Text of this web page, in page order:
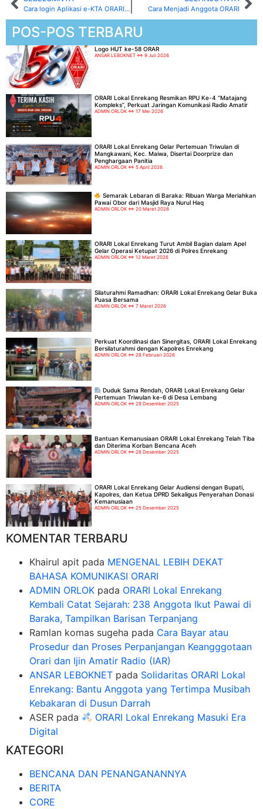
Cara login Aplikasi e-KTA ORARI terbaru Cara Menjadi Anggota ORARI
POS-POS TERBARU
Logo HUT ke-58 ORAR
ANSAR LEBOKNET 9 Juli 2026
ORARI Lokal Enrekang Resmikan RPU Ke-4 “Matajang
Kompleks”, Perkuat Jaringan Komunikasi Radio Amatir
ADMIN ORLOK 17 Mei 2026
ORARI Lokal Enrekang Gelar Pertemuan Triwulan di
Mangkawani, Kec. Maiwa, Disertai Doorprize dan
Penghargaan Panitia
ADMIN ORLOK 5 April 2026
Semarak Lebaran di Baraka: Ribuan Warga Meriahkan
Pawai Obor dari Masjid Raya Nurul Haq
ADMIN ORLOK 20 Maret 2026
ORARI Lokal Enrekang Turut Ambil Bagian dalam Apel
Gelar Operasi Ketupat 2026 di Polres Enrekang
ADMIN ORLOK 12 Maret 2026
Silaturahmi Ramadhan: ORARI Lokal Enrekang Gelar Buka
Puasa Bersama
ADMIN ORLOK 7 Maret 2026
Perkuat Koordinasi dan Sinergitas, ORARI Lokal Enrekang
Bersilaturahmi dengan Kapolres Enrekang
ADMIN ORLOK 28 Februari 2026
Duduk Sama Rendah, ORARI Lokal Enrekang Gelar
Pertemuan Triwulan ke-6 di Desa Lembang
ADMIN ORLOK 29 Desember 2025
Bantuan Kemanusiaan ORARI Lokal Enrekang Telah Tiba
dan Diterima Korban Bencana Aceh
ADMIN ORLOK 28 Desember 2025
ORARI Lokal Enrekang Gelar Audiensi dengan Bupati,
Kapolres, dan Ketua DPRD Sekaligus Penyerahan Donasi
Kemanusiaan
ADMIN ORLOK 25 Desember 2025
KOMENTAR TERBARU
Khairul apit pada MENGENAL LEBIH DEKAT
BAHASA KOMUNIKASI ORARI
ADMIN ORLOK pada ORARI Lokal Enrekang
Kembali Catat Sejarah: 238 Anggota Ikut Pawai di
Baraka, Tampilkan Barisan Terpanjang
Ramlan komas sugeha pada Cara Bayar atau
Prosedur dan Proses Perpanjangan Keangggotaan
Orari dan Ijin Amatir Radio (IAR)
ANSAR LEBOKNET pada Solidaritas ORARI Lokal
Enrekang: Bantu Anggota yang Tertimpa Musibah
Kebakaran di Dusun Darrah
ASER pada
ORARI Lokal Enrekang Masuki Era
Digital
KATEGORI
BENCANA DAN PENANGANANNYA
BERITA
CORE